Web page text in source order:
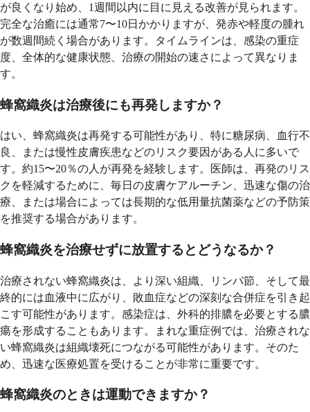
が良くなり始め、1週間以内に目に見える改善が見られます。
完全な治癒には通常7〜10日かかりますが、発赤や軽度の腫れ
が数週間続く場合があります。タイムラインは、感染の重症
度、全体的な健康状態、治療の開始の速さによって異なりま
す。
蜂窩織炎は治療後にも再発しますか？
はい、蜂窩織炎は再発する可能性があり、特に糖尿病、血行不
良、または慢性皮膚疾患などのリスク要因がある人に多いで
す。約15〜20％の人が再発を経験します。医師は、再発のリス
クを軽減するために、毎日の皮膚ケアルーチン、迅速な傷の治
療、または場合によっては長期的な低用量抗菌薬などの予防策
を推奨する場合があります。
蜂窩織炎を治療せずに放置するとどうなるか？
治療されない蜂窩織炎は、より深い組織、リンパ節、そして最
終的には血液中に広がり、敗血症などの深刻な合併症を引き起
こす可能性があります。感染症は、外科的排膿を必要とする膿
瘍を形成することもあります。まれな重症例では、治療されな
い蜂窩織炎は組織壊死につながる可能性があります。そのた
め、迅速な医療処置を受けることが非常に重要です。
蜂窩織炎のときは運動できますか？